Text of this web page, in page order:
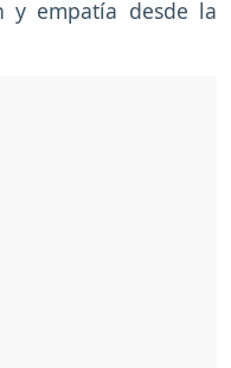
y empatía desde la